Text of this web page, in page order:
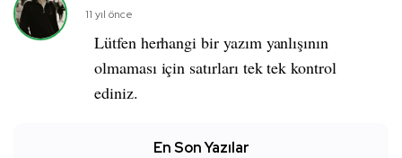
11 yıl önce
Lütfen herhangi bir yazım yanlışının
olmaması için satırları tek tek kontrol
ediniz.
En Son Yazılar